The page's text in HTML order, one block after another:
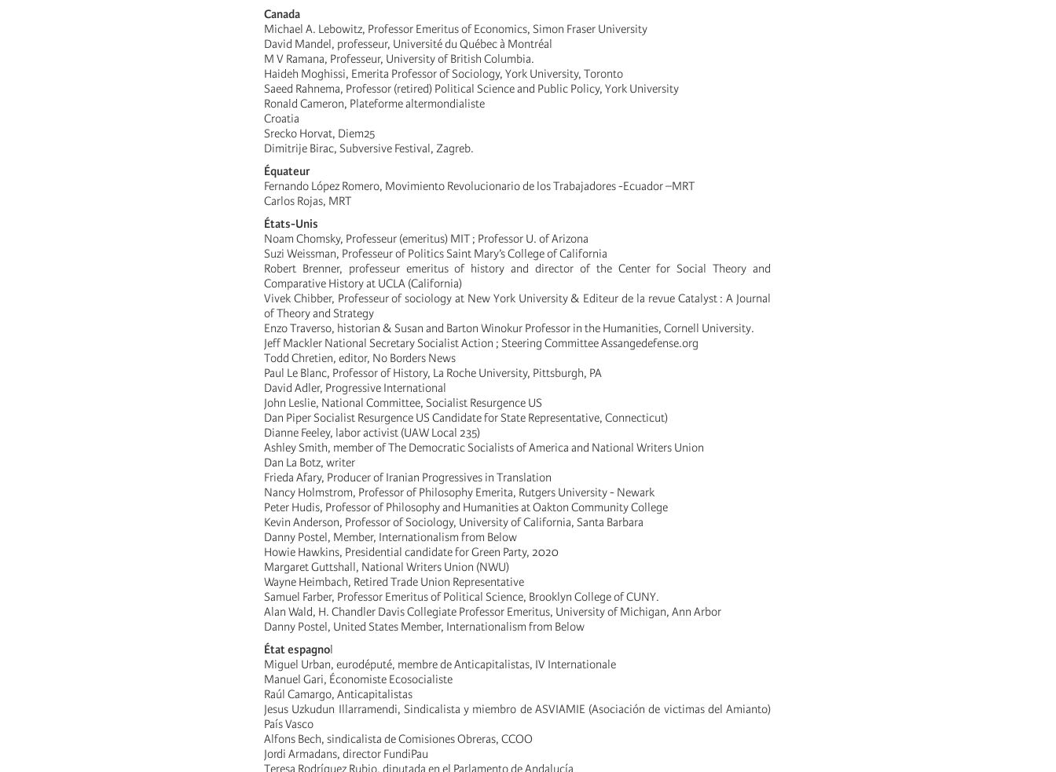
Canada
Michael A. Lebowitz, Professor Emeritus of Economics, Simon Fraser University
David Mandel, professeur, Université du Québec à Montréal
M V Ramana, Professeur, University of British Columbia.
Haideh Moghissi, Emerita Professor of Sociology, York University, Toronto
Saeed Rahnema, Professor (retired) Political Science and Public Policy, York University
Ronald Cameron, Plateforme altermondialiste
Croatia
Srecko Horvat, Diem25
Dimitrije Birac, Subversive Festival, Zagreb.
Équateur
Fernando López Romero, Movimiento Revolucionario de los Trabajadores -Ecuador –MRT
Carlos Rojas, MRT
États-Unis
Noam Chomsky, Professeur (emeritus) MIT ; Professor U. of Arizona
Suzi Weissman, Professeur of Politics Saint Mary’s College of California
Robert Brenner, professeur emeritus of history and director of the Center for Social Theory and
Comparative History at UCLA (California)
Vivek Chibber, Professeur of sociology at New York University & Editeur de la revue Catalyst : A Journal
of Theory and Strategy
Enzo Traverso, historian & Susan and Barton Winokur Professor in the Humanities, Cornell University.
Jeff Mackler National Secretary Socialist Action ; Steering Committee Assangedefense.org
Todd Chretien, editor, No Borders News
Paul Le Blanc, Professor of History, La Roche University, Pittsburgh, PA
David Adler, Progressive International
John Leslie, National Committee, Socialist Resurgence US
Dan Piper Socialist Resurgence US Candidate for State Representative, Connecticut)
Dianne Feeley, labor activist (UAW Local 235)
Ashley Smith, member of The Democratic Socialists of America and National Writers Union
Dan La Botz, writer
Frieda Afary, Producer of Iranian Progressives in Translation
Nancy Holmstrom, Professor of Philosophy Emerita, Rutgers University - Newark
Peter Hudis, Professor of Philosophy and Humanities at Oakton Community College
Kevin Anderson, Professor of Sociology, University of California, Santa Barbara
Danny Postel, Member, Internationalism from Below
Howie Hawkins, Presidential candidate for Green Party, 2020
Margaret Guttshall, National Writers Union (NWU)
Wayne Heimbach, Retired Trade Union Representative
Samuel Farber, Professor Emeritus of Political Science, Brooklyn College of CUNY.
Alan Wald, H. Chandler Davis Collegiate Professor Emeritus, University of Michigan, Ann Arbor
Danny Postel, United States Member, Internationalism from Below
État espagnol
Miguel Urban, eurodéputé, membre de Anticapitalistas, IV Internationale
Manuel Gari, Économiste Ecosocialiste
Raúl Camargo, Anticapitalistas
Jesus Uzkudun Illarramendi, Sindicalista y miembro de ASVIAMIE (Asociación de victimas del Amianto)
País Vasco
Alfons Bech, sindicalista de Comisiones Obreras, CCOO
Jordi Armadans, director FundiPau